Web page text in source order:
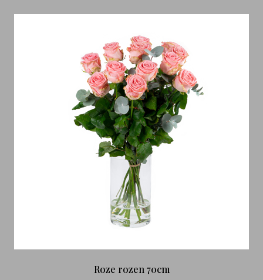
Roze rozen 70cm